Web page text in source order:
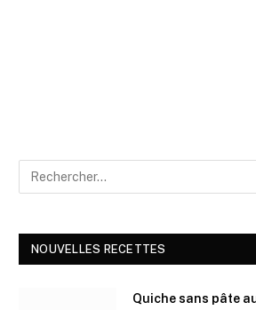
NOUVELLES RECETTES
Quiche sans pâte